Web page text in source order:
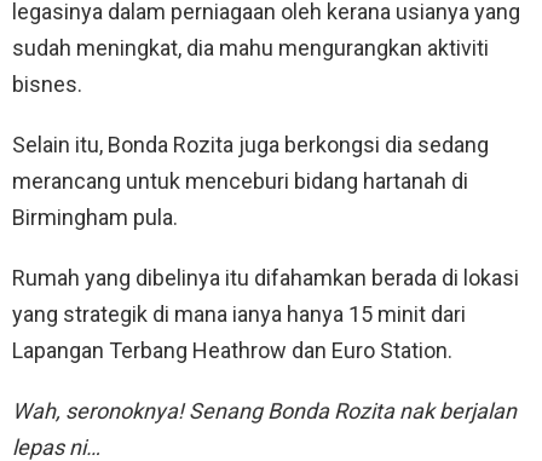
legasinya dalam perniagaan oleh kerana usianya yang
sudah meningkat, dia mahu mengurangkan aktiviti
bisnes.
Selain itu, Bonda Rozita juga berkongsi dia sedang
merancang untuk menceburi bidang hartanah di
Birmingham pula.
Rumah yang dibelinya itu difahamkan berada di lokasi
yang strategik di mana ianya hanya 15 minit dari
Lapangan Terbang Heathrow dan Euro Station.
Wah, seronoknya! Senang Bonda Rozita nak berjalan
lepas ni…